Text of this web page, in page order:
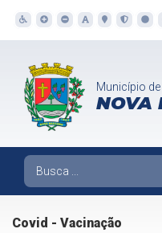
Município de
NOVA
Covid - Vacinação